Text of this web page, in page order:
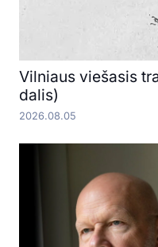
Vilniaus viešasis
dalis)
2026.08.05